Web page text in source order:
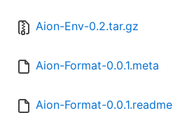
Aion-Env-0.2.tar.gz
Aion-Format-0.0.1.meta
Aion-Format-0.0.1.readme